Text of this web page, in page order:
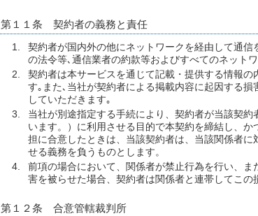
第１１条 契約者の義務と責任
契約者が国内外の他にネットワークを経由して通
の法令等､通信業者の約款等およびすべてのネット
契約者は本サービスを通じて記載・提供する情報
す｡また､当社が契約者による掲載内容に起因する
していただきます｡
当社が別途指定する手続により、契約者が当該契
います。）に利用させる目的で本契約を締結し、
担に合意したときは、当該契約者は、当該関係者
せる義務を負うものとします。
前項の場合において、関係者が禁止行為を行い、
害を被らせた場合、契約者は関係者と連帯してこの
第１２条 合意管轄裁判所